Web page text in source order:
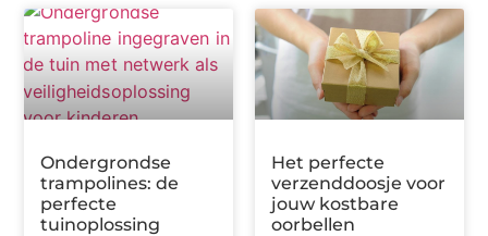
Ondergrondse
trampolines: de
perfecte
tuinoplossing
Het perfecte
verzenddoosje voor
jouw kostbare
oorbellen